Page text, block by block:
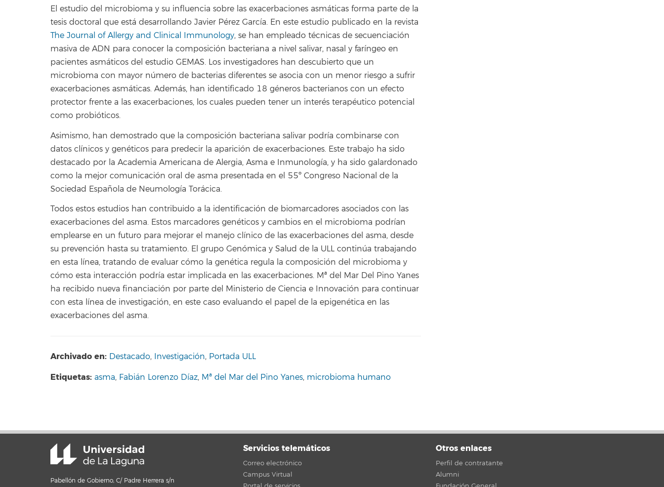
El estudio del microbioma y su influencia sobre las exacerbaciones asmáticas forma parte de la
tesis doctoral que está desarrollando Javier Pérez García. En este estudio publicado en la revista
The Journal of Allergy and Clinical Immunology, se han empleado técnicas de secuenciación
masiva de ADN para conocer la composición bacteriana a nivel salivar, nasal y faríngeo en
pacientes asmáticos del estudio GEMAS. Los investigadores han descubierto que un
microbioma con mayor número de bacterias diferentes se asocia con un menor riesgo a sufrir
exacerbaciones asmáticas. Además, han identificado 18 géneros bacterianos con un efecto
protector frente a las exacerbaciones, los cuales pueden tener un interés terapéutico potencial
como probióticos.
Asimismo, han demostrado que la composición bacteriana salivar podría combinarse con
datos clínicos y genéticos para predecir la aparición de exacerbaciones. Este trabajo ha sido
destacado por la Academia Americana de Alergia, Asma e Inmunología, y ha sido galardonado
como la mejor comunicación oral de asma presentada en el 55º Congreso Nacional de la
Sociedad Española de Neumología Torácica.
Todos estos estudios han contribuido a la identificación de biomarcadores asociados con las
exacerbaciones del asma. Estos marcadores genéticos y cambios en el microbioma podrían
emplearse en un futuro para mejorar el manejo clínico de las exacerbaciones del asma, desde
su prevención hasta su tratamiento. El grupo Genómica y Salud de la ULL continúa trabajando
en esta línea, tratando de evaluar cómo la genética regula la composición del microbioma y
cómo esta interacción podría estar implicada en las exacerbaciones. Mª del Mar Del Pino Yanes
ha recibido nueva financiación por parte del Ministerio de Ciencia e Innovación para continuar
con esta línea de investigación, en este caso evaluando el papel de la epigenética en las
exacerbaciones del asma.
Archivado en: Destacado, Investigación, Portada ULL
Etiquetas: asma, Fabián Lorenzo Díaz, Mª del Mar del Pino Yanes, microbioma humano
Pabellón de Gobierno, C/ Padre Herrera s/n
Servicios telemáticos
Correo electrónico
Campus Virtual
Otros enlaces
Perfil de contratante
Alumni